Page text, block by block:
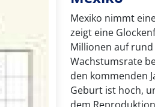
Mexiko nimmt
zeigt eine
Millionen auf rund
Wachstumsrate
den kommenden
Geburt ist hoch,